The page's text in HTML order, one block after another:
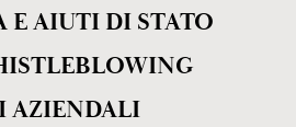
E AIUTI DI STATO
AZIENDALI